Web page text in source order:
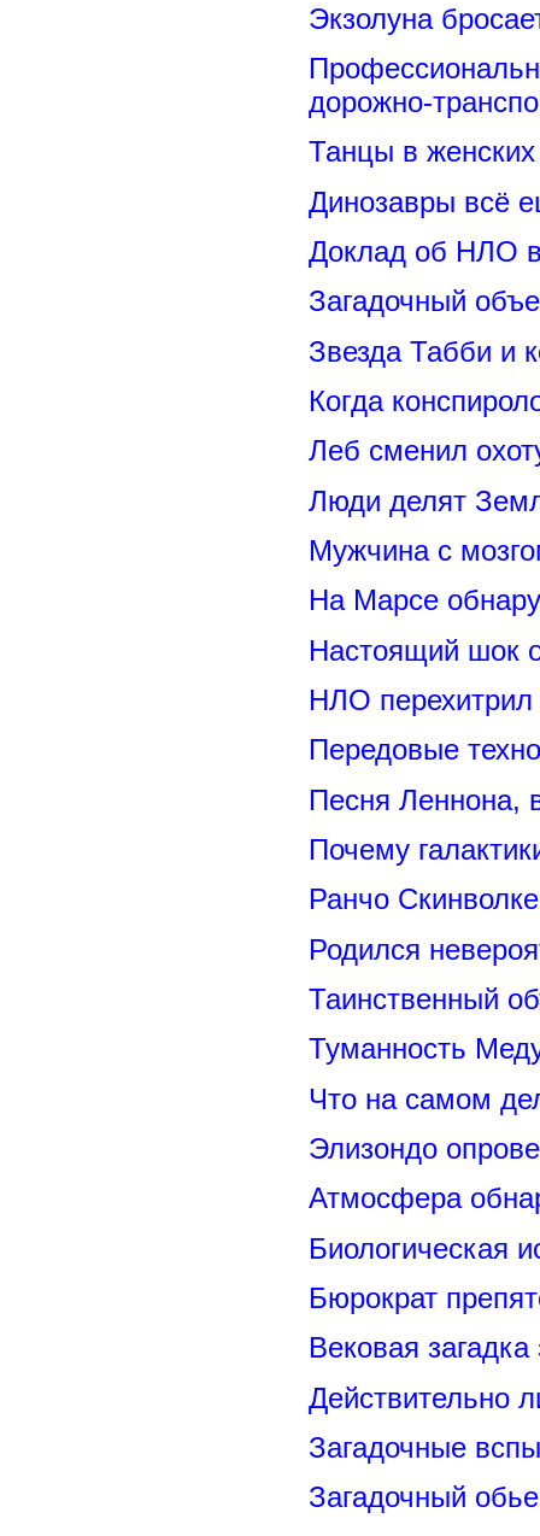
Экзолуна
дорожно-
Танцы в женских
Динозавры всё
Доклад об НЛО
Загадочный
Звезда Табби и
Когда
Леб сменил
Люди делят
Мужчина с
На Марсе
Настоящий шок
НЛО перехитрил
Передовые
Песня Леннона,
Почему
Ранчо
Родился
Таинственный
Туманность
Что на самом
Элизондо
Атмосфера
Биологическая
Бюрократ
Вековая
Действительно
Загадочные
Загадочный